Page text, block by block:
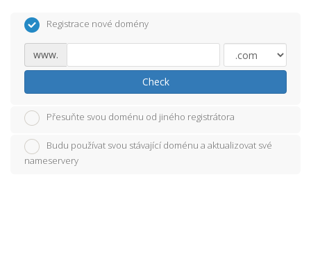
Registrace nové domény
www.
Check
Přesuňte svou doménu od jiného registrátora
Budu používat svou stávající doménu a aktualizovat své
nameservery